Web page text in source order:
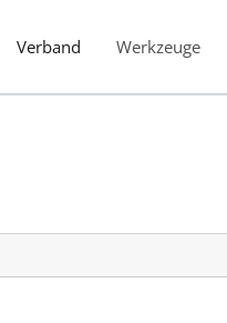
Verband Werkzeuge